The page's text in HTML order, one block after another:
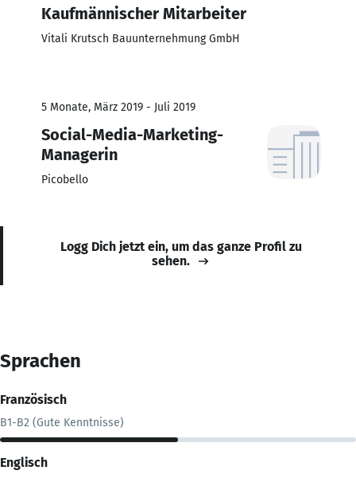
Kaufmännischer Mitarbeiter
Vitali Krutsch Bauunternehmung GmbH
5 Monate, März 2019 - Juli 2019
Social-Media-Marketing-
Managerin
Picobello
Logg Dich jetzt ein, um das ganze Profil zu
sehen.
Sprachen
Französisch
B1-B2 (Gute Kenntnisse)
Englisch